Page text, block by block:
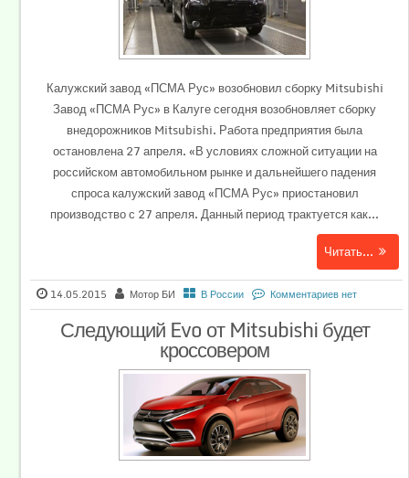
Калужский завод «ПСМА Рус» возобновил сборку Mitsubishi
Завод «ПСМА Рус» в Калуге сегодня возобновляет сборку
внедорожников Mitsubishi. Работа предприятия была
остановлена 27 апреля. «В условиях сложной ситуации на
российском автомобильном рынке и дальнейшего падения
спроса калужский завод «ПСМА Рус» приостановил
производство с 27 апреля. Данный период трактуется как...
Читать...
14.05.2015 Мотор БИ В России Комментариев нет
Следующий Evo от Mitsubishi будет
кроссовером